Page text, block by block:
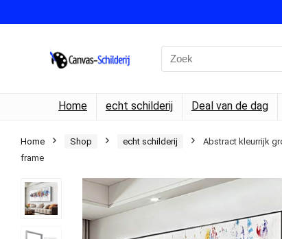
Search
for:
Home echt schilderij Deal van de dag
Home Shop echt schilderij
Abstract kleurrijk
frame